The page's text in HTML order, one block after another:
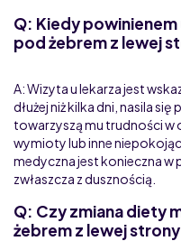
Q: Kiedy
pod żebrem z lewej
A: Wizyta u lekarza jest
dłużej niż kilka dni, nasila
towarzyszą mu trudności w
wymioty lub inne
medyczna jest konieczna w
zwłaszcza z dusznością.
Q: Czy zmiana diety
żebrem z lewej